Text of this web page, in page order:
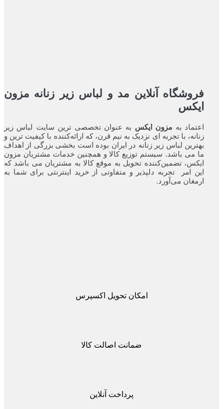
فروشگاه آنلاین مد و لباس زیر زنانه مزون
ایکس
اعتماد بهمزون ایکس به عنوان تخصصی ترین سایت لباس زیر
زنانه، با تجربه ای نزدیک به نیم قرن، که ارائه‌کننده با کیفیت ترین و
بهترین لباس زیر زنانه در ایران بوده ‌است بخشی بزرگی از اهداف
ما می باشد. سیستم توزیع کالا و همچنین خدمات مشتریان مزون
ایکس، تضمین‌کننده‌ تحویل به موقع کالا به مشتریان می باشد که
این امر تجربه‌ دلپذیر و متفاوتی از خرید اینترنتی برای شما به
ارمغان می‌آورد.
امکان تحویل اکسپرس
ضمانت اصالت کالا
پرداخت آنلاین